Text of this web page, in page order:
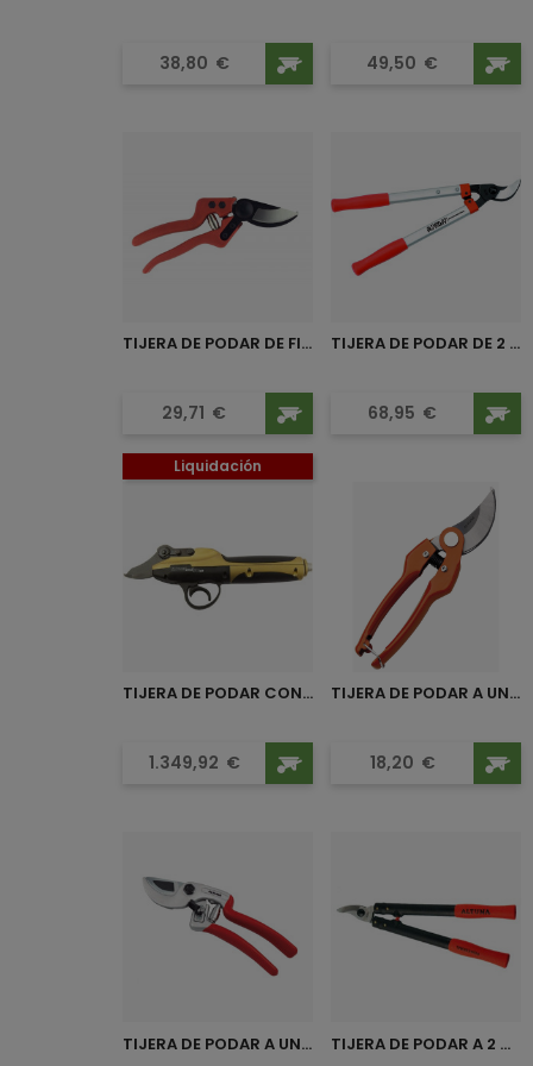
Precio
38,80 € Precio
49,50 €
TIJERA DE PODAR DE FIBRA...
Precio
29,71 €
TIJERA DE PODAR DE 2 MANOS...
Precio
68,95 €
TIJERA DE PODAR CON BATERIA...
Precio
1.349,92 €
Liquidación
TIJERA DE PODAR A UNA MANO...
Precio
18,20 €
TIJERA DE PODAR A UNA MANO... TIJERA DE PODAR A 2 MANOS...